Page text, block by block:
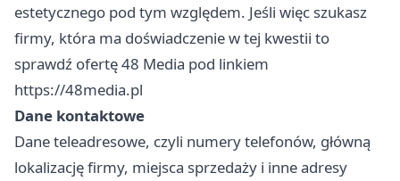
estetycznego pod tym względem. Jeśli więc szukasz
firmy, która ma doświadczenie w tej kwestii to
sprawdź ofertę 48 Media pod linkiem
https://48media.pl
Dane kontaktowe
Dane teleadresowe, czyli numery telefonów, główną
lokalizację firmy, miejsca sprzedaży i inne adresy